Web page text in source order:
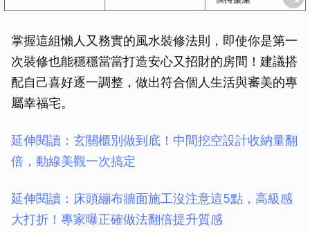
掌握這組懶人又務實的風水裝修法則，即使你是第一
次裝修也能穩穩當當打造安心又招財的房間！建議搭
配自己喜好逐一調整，做出符合個人生活與審美的專
屬幸福宅。
延伸閱讀：玄關櫃別做到底！中間挖空設計收納量翻
倍，動線美觀一次搞定
延伸閱讀：床頭繃布牆面施工沒注意這5點，高級感
大打折！專家曝正確做法翻倍提升質感
取消